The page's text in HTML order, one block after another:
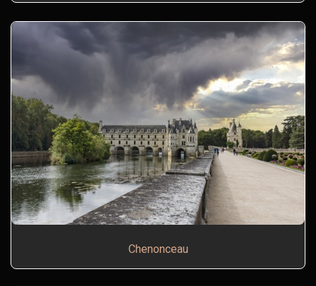
Chenonceau